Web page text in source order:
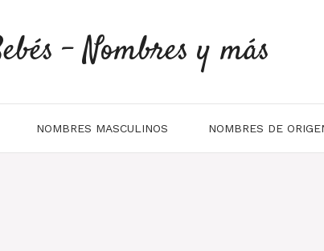
- Nombres y más
NOMBRES MASCULINOS NOMBRES DE